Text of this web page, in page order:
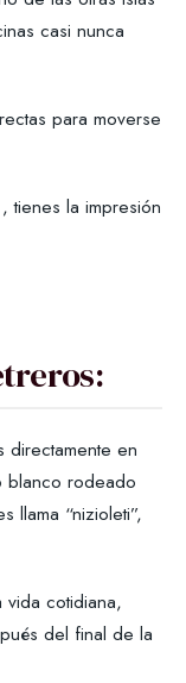
casi nunca
para moverse
tienes la impresión
directamente en
rodeado
llama “nizioleti”,
cotidiana,
del final de la